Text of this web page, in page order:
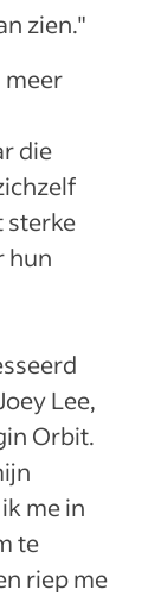
zien."
meer
die
sterke
hun
Lee,
Orbit.
me in
te
riep me